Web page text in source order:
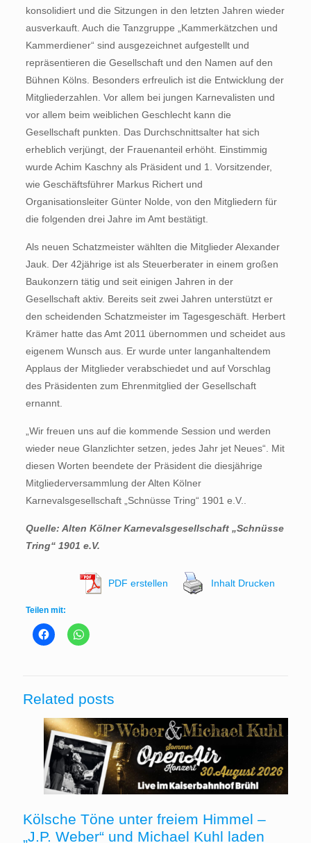
konsolidiert und die Sitzungen in den letzten Jahren wieder
ausverkauft. Auch die Tanzgruppe „Kammerkätzchen und
Kammerdiener“ sind ausgezeichnet aufgestellt und
repräsentieren die Gesellschaft und den Namen auf den
Bühnen Kölns. Besonders erfreulich ist die Entwicklung der
Mitgliederzahlen. Vor allem bei jungen Karnevalisten und
vor allem beim weiblichen Geschlecht kann die
Gesellschaft punkten. Das Durchschnittsalter hat sich
erheblich verjüngt, der Frauenanteil erhöht. Einstimmig
wurde Achim Kaschny als Präsident und 1. Vorsitzender,
wie Geschäftsführer Markus Richert und
Organisationsleiter Günter Nolde, von den Mitgliedern für
die folgenden drei Jahre im Amt bestätigt.
Als neuen Schatzmeister wählten die Mitglieder Alexander
Jauk. Der 42jährige ist als Steuerberater in einem großen
Baukonzern tätig und seit einigen Jahren in der
Gesellschaft aktiv. Bereits seit zwei Jahren unterstützt er
den scheidenden Schatzmeister im Tagesgeschäft. Herbert
Krämer hatte das Amt 2011 übernommen und scheidet aus
eigenem Wunsch aus. Er wurde unter langanhaltendem
Applaus der Mitglieder verabschiedet und auf Vorschlag
des Präsidenten zum Ehrenmitglied der Gesellschaft
ernannt.
„Wir freuen uns auf die kommende Session und werden
wieder neue Glanzlichter setzen, jedes Jahr jet Neues“. Mit
diesen Worten beendete der Präsident die diesjährige
Mitgliederversammlung der Alten Kölner
Karnevalsgesellschaft „Schnüsse Tring“ 1901 e.V..
Quelle: Alten Kölner Karnevalsgesellschaft „Schnüsse
Tring“ 1901 e.V.
PDF erstellen Inhalt Drucken
Teilen mit:
Related posts
Kölsche Töne unter freiem Himmel –
„J.P. Weber“ und Michael Kuhl laden